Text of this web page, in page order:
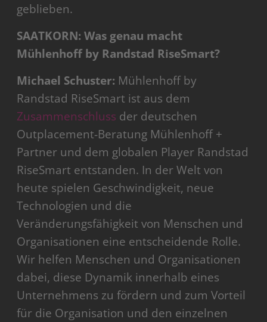
geblieben.
SAATKORN: Was genau macht
Mühlenhoff by Randstad RiseSmart?
Michael Schuster: Mühlenhoff by
Randstad RiseSmart ist aus dem
Zusammenschluss der deutschen
Outplacement-Beratung Mühlenhoff +
Partner und dem globalen Player Randstad
RiseSmart entstanden. In der Welt von
heute spielen Geschwindigkeit, neue
Technologien und die
Veränderungsfähigkeit von Menschen und
Organisationen eine entscheidende Rolle.
Wir helfen Menschen und Organisationen
dabei, diese Dynamik innerhalb eines
Unternehmens zu fördern und zum Vorteil
für die Organisation und den einzelnen